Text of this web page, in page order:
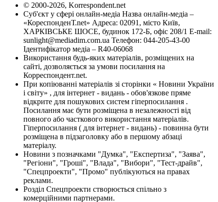
© 2000-2026, Korrespondent.net
Суб'єкт у сфері онлайн-медіа Назва онлайн-медіа –
«КореспонденТ.net» Адреса: 02091, місто Київ,
ХАРКІВСЬКЕ ШОСЕ, будинок 172-Б, офіс 208/1 E-mail:
sunlight@mediadim.com.ua Телефон: 044-205-43-00
Ідентифікатор медіа – R40-06068
Використання будь-яких матеріалів, розміщених на
сайті, дозволяється за умови посилання на
Корреспондент.net.
При копіюванні матеріалів зі сторінки « Новини України
і світу» , для інтернет - видань - обов'язкове пряме
відкрите для пошукових систем гіперпосилання .
Посилання має бути розміщена в незалежності від
повного або часткового використання матеріалів.
Гіперпосилання ( для інтернет - видань) - повинна бути
розміщена в підзаголовку або в першому абзаці
матеріалу.
Новини з позначками "Думка", "Експертиза", "Заява",
"Регіони", "Гроші", "Влада", "Вибори", "Тест-драйв",
"Спецпроекти", "Промо" публікуються на правах
реклами.
Розділ Спецпроекти створюється спільно з
комерційними партнерами.